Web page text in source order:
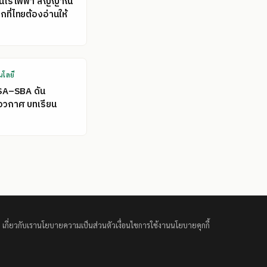
ที่ไทยต้องอ่านให้
โลยี
ดัน
กาศ บทเรียน
เกี่ยวกับเรานโยบายความเป็นส่วนตัวเงื่อนไขการใช้งานนโยบายคุกกี้